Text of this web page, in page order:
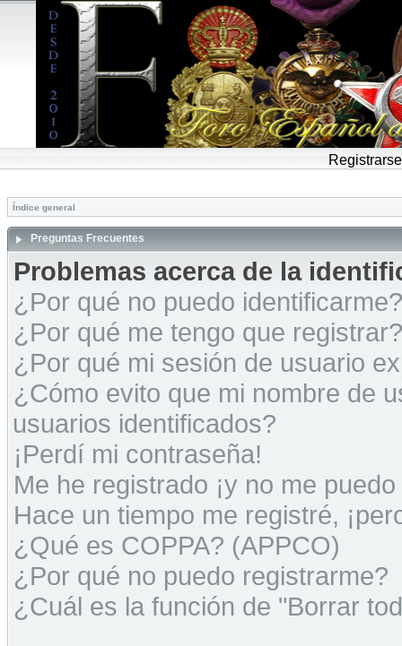
Registrarse
Índice general
Preguntas Frecuentes
Problemas acerca de la
¿Por qué no puedo identificarme?
¿Por qué me tengo que registrar?
¿Por qué mi sesión de usuario
¿Cómo evito que mi nombre de
usuarios identificados?
¡Perdí mi contraseña!
Me he registrado ¡y no me
Hace un tiempo me registré,
¿Qué es COPPA? (APPCO)
¿Por qué no puedo registrarme?
¿Cuál es la función de "Borrar